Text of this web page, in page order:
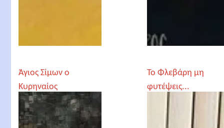
Άγιος Σίμων ο
Κυρηναίος
Το Φλεβάρη μη
φυτέψεις...